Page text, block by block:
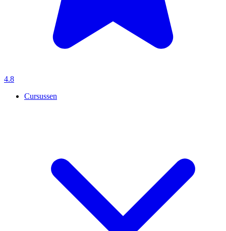
4.8
Cursussen